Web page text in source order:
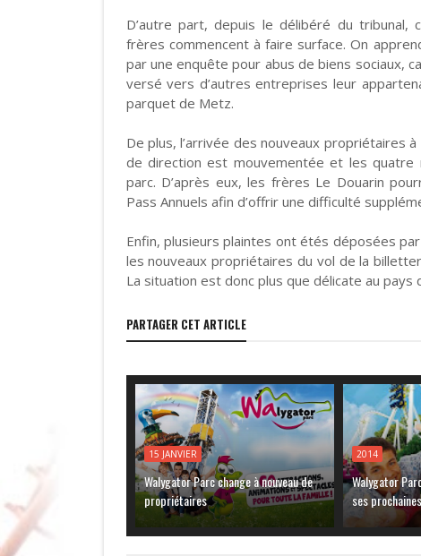
D’autre part, depuis le délibéré du
frères commencent à faire surface. On
par une enquête pour abus de biens sociaux,
versé vers d’autres entreprises leur
parquet de Metz.
De plus, l’arrivée des nouveaux propriétaires
de direction est mouvementée et les quatre
parc. D’après eux, les frères Le Douarin
Pass Annuels afin d’offrir une difficulté
Enfin, plusieurs plaintes ont étés déposées
les nouveaux propriétaires du vol de la
La situation est donc plus que délicate au pays
PARTAGER CET ARTICLE
15 JANVIER
Walygator Parc change à nouveau de
propriétaires
2014
Walygator
ses